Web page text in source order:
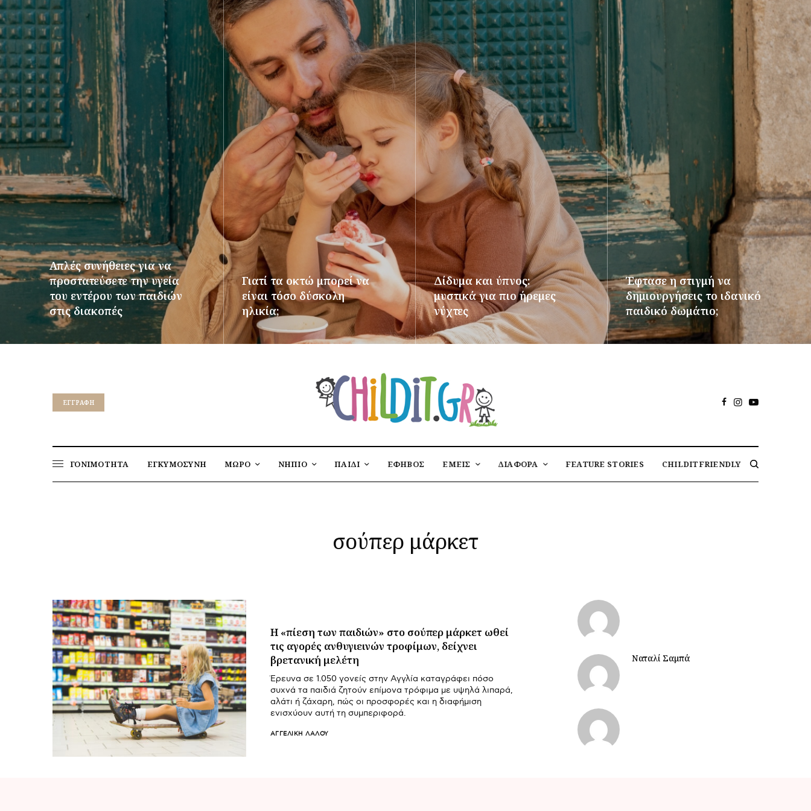
Απλές συνήθειες για να
προστατεύσετε την υγεία
του εντέρου των παιδιών
στις διακοπές
ΠΕΡΙΣΣΌΤΕΡΑ
Γιατί τα οκτώ μπορεί να
είναι τόσο δύσκολη
ηλικία;
ΠΕΡΙΣΣΌΤΕΡΑ
Δίδυμα και ύπνος:
μυστικά για πιο ήρεμες
νύχτες
ΠΕΡΙΣΣΌΤΕΡΑ
Έφτασε η στιγμή να
δημιουργήσεις το ιδανικό
παιδικό δωμάτιο;
ΠΕΡΙΣΣΌΤΕΡΑ
EΓΓΡΑΦΉ
ΓΟΝΙΜΟΤΗΤΑ ΕΓΚΥΜΟΣΥΝΗ ΜΩΡΟ ΝΗΠΙΟ ΠΑΙΔΙ ΕΦΗΒΟΣ ΕΜΕΙΣ ΔΙΑΦΟΡΑ FEATURE STORIES CHILDITFRIENDLY
σούπερ μάρκετ
Η «πίεση των παιδιών» στο σούπερ μάρκετ ωθεί
τις αγορές ανθυγιεινών τροφίμων, δείχνει
βρετανική μελέτη
Έρευνα σε 1.050 γονείς στην Αγγλία καταγράφει πόσο
συχνά τα παιδιά ζητούν επίμονα τρόφιμα με υψηλά λιπαρά,
αλάτι ή ζάχαρη, πώς οι προσφορές και η διαφήμιση
ενισχύουν αυτή τη συμπεριφορά.
ΑΓΓΕΛΙΚΉ ΛΆΛΟΥ
Ναταλί Σαμπά